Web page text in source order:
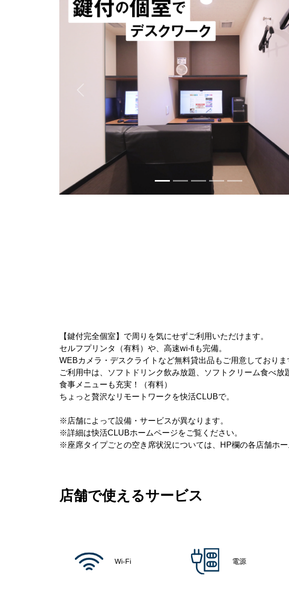
【鍵付完全個室】で周りを気にせずご利用いただけます。
セルフプリンタ（有料）や、高速wi-fiも完備。
WEBカメラ・デスクライトなど無料貸出品もご用意しておりま
ご利用中は、ソフトドリンク飲み放題、ソフトクリーム食べ放
食事メニューも充実！（有料）
ちょっと贅沢なリモートワークを快活CLUBで。
※店舗によって設備・サービスが異なります。
※詳細は快活CLUBホームページをご覧ください。
※座席タイプごとの空き席状況については、HP欄の各店舗ホ
店舗で使えるサービス
Wi-Fi 電源